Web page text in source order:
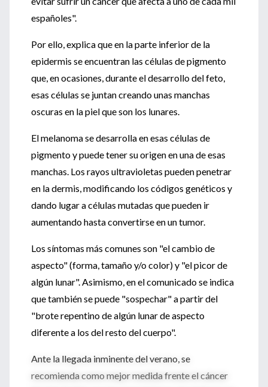
españoles".
Por ello, explica que en la parte inferior de la
epidermis se encuentran las células de pigmento
que, en ocasiones, durante el desarrollo del feto,
esas células se juntan creando unas manchas
oscuras en la piel que son los lunares.
El melanoma se desarrolla en esas células de
pigmento y puede tener su origen en una de esas
manchas. Los rayos ultravioletas pueden penetrar
en la dermis, modificando los códigos genéticos y
dando lugar a células mutadas que pueden ir
aumentando hasta convertirse en un tumor.
Los síntomas más comunes son "el cambio de
aspecto" (forma, tamaño y/o color) y "el picor de
algún lunar". Asimismo, en el comunicado se indica
que también se puede "sospechar" a partir del
"brote repentino de algún lunar de aspecto
diferente a los del resto del cuerpo".
Ante la llegada inminente del verano, se
recomienda como mejor medida frente el cáncer